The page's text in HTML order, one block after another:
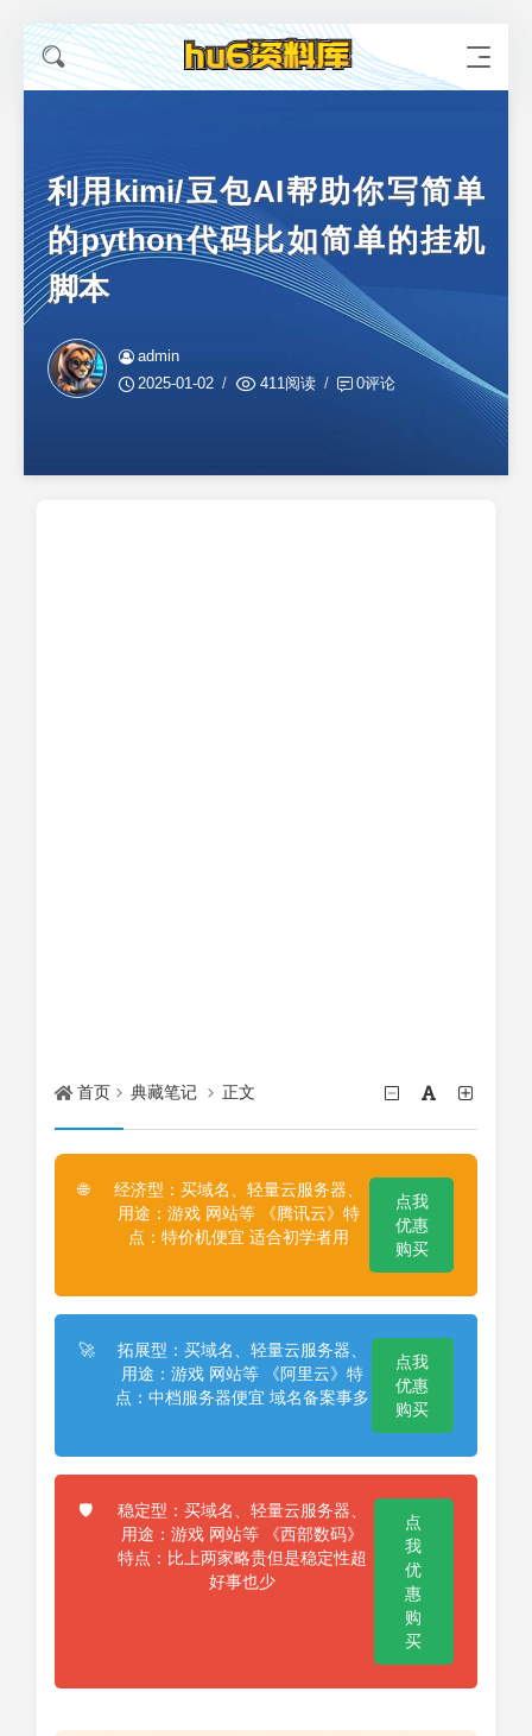
利用kimi/豆包AI帮助你写简单
的python代码比如简单的挂机
脚本
admin
2025-01-02
411阅读 0评论
首页 典藏笔记 正文
🌐
经济型：买域名、轻量云服务器、
用途：游戏 网站等 《腾讯云》特
点：特价机便宜 适合初学者用
点我
优惠
购买
🚀
拓展型：买域名、轻量云服务器、
用途：游戏 网站等 《阿里云》特
点：中档服务器便宜 域名备案事多
点我
优惠
购买
🛡️
稳定型：买域名、轻量云服务器、
用途：游戏 网站等 《西部数码》
特点：比上两家略贵但是稳定性超
好事也少
点
我
优
惠
购
买